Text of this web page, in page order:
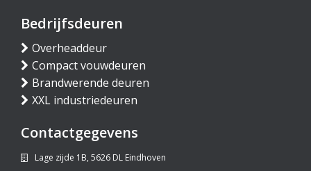
Bedrijfsdeuren
Overheaddeur
Compact vouwdeuren
Brandwerende deuren
XXL industriedeuren
Contactgegevens
Lage zijde 1B, 5626 DL Eindhoven